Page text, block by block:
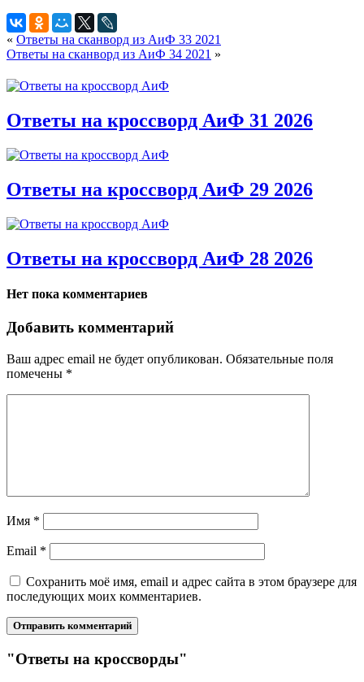
« Ответы на сканворд из АиФ 33 2021
Ответы на сканворд из АиФ 34 2021 »
Ответы на кроссворд АиФ 31 2026
Ответы на кроссворд АиФ 29 2026
Ответы на кроссворд АиФ 28 2026
Нет пока комментариев
Добавить комментарий
Ваш адрес email не будет опубликован. Обязательные поля
помечены *
Имя *
Email *
Сохранить моё имя, email и адрес сайта в этом браузере для
последующих моих комментариев.
"Ответы на кроссворды"